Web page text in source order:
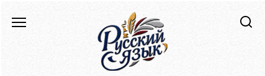
содержанию